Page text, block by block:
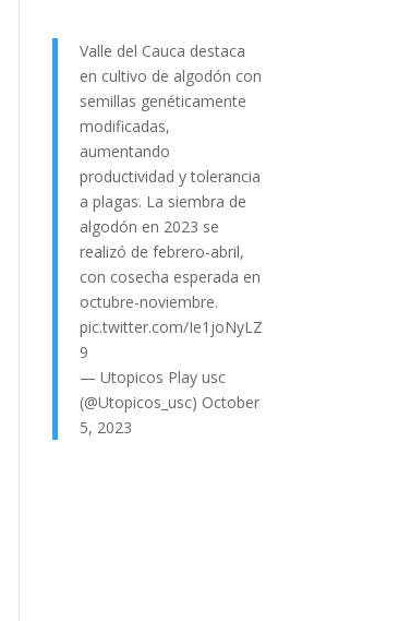
Valle del Cauca destaca
en cultivo de algodón con
semillas genéticamente
modificadas,
aumentando
productividad y tolerancia
a plagas. La siembra de
algodón en 2023 se
realizó de febrero-abril,
con cosecha esperada en
octubre-noviembre.
pic.twitter.com/Ie1joNyLZ
9
— Utopicos Play usc
(@Utopicos_usc) October
5, 2023